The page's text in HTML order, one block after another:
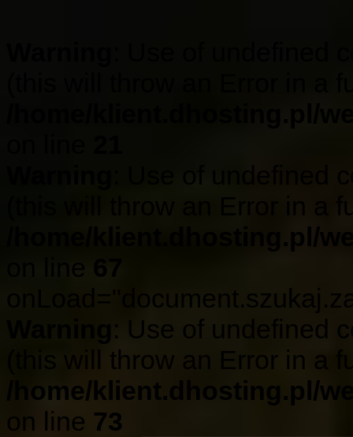
: Use of undefined
(this will throw an Error in a
/home/klient.dhosting.pl/
on line 73